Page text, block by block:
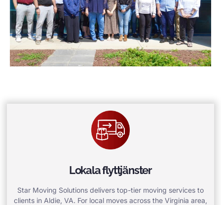
Lokala flyttjänster
Star Moving Solutions delivers top-tier moving services to
clients in Aldie, VA. For local moves across the Virginia area,